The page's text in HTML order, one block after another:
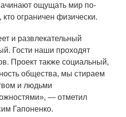
ощущать мир по-
ограничен физически.
и развлекательный
Гости наши проходят
Проект также социальный,
общества, мы стираем
и людьми
— отметил
Гапоненко.